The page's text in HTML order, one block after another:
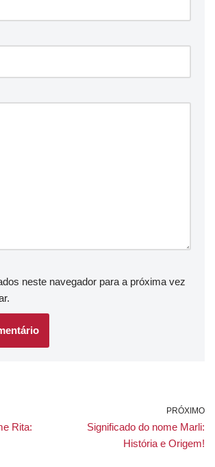
neste navegador para a próxima vez
Rita:
PRÓXIMO
Significado do nome Marli:
História e Origem!